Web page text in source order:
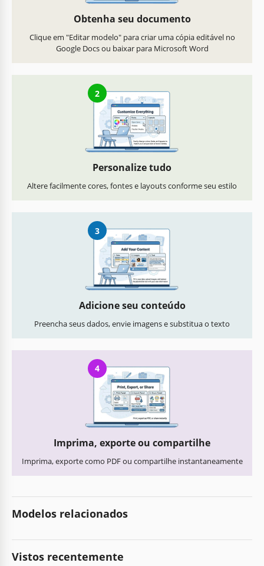
Obtenha seu documento
Clique em "Editar modelo" para criar uma cópia editável no
Google Docs ou baixar para Microsoft Word
2
Personalize tudo
Altere facilmente cores, fontes e layouts conforme seu estilo
3
Adicione seu conteúdo
Preencha seus dados, envie imagens e substitua o texto
4
Imprima, exporte ou compartilhe
Imprima, exporte como PDF ou compartilhe instantaneamente
Modelos relacionados
Vistos recentemente